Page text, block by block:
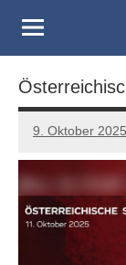
Judo
Salzburg
9. Oktober 2025